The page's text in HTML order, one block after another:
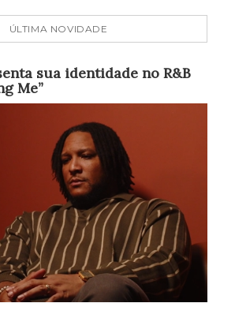
ÚLTIMA NOVIDADE
sua identidade no R&B
Me”